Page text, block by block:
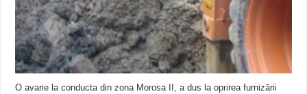
O avarie la conducta din zona Morosa II, a dus la oprirea furnizării